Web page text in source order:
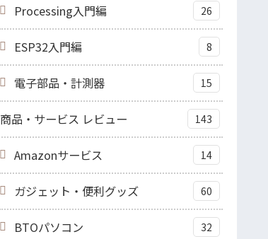
Processing入門編 26
ESP32入門編 8
電子部品・計測器 15
商品・サービス レビュー 143
Amazonサービス 14
ガジェット・便利グッズ 60
BTOパソコン 32